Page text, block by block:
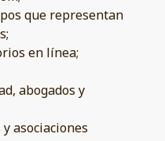
que representan
en línea;
abogados y
asociaciones